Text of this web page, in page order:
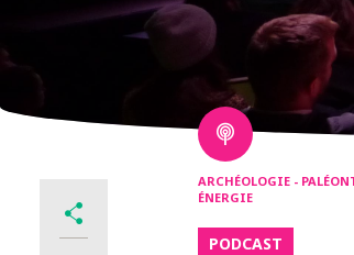
ARCHÉOLOGIE -
ÉNERGIE
PODCAST